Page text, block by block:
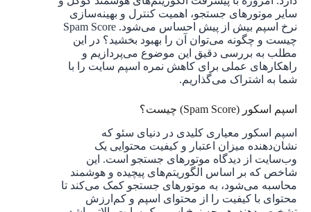
سایر موتورهای جستجو، اهمیت کنترل و بهینه‌سازی
نرخ اسپم بیش از پیش احساس می‌شود. Spam Score
چیست و چگونه می‌توان آن را بهبود بخشید؟ در این
مطلب به بررسی دقیق این موضوع می‌پردازیم و
راهکارهای عملی برای کاهش نمره اسپم سایت را با
شما به اشتراک می‌گذاریم.
اسپم اسکور (Spam Score) چیست؟
اسپم اسکور معیاری کلیدی در دنیای سئو که
نشان‌دهنده میزان اعتبار و کیفیت محتوایی یک
وب‌سایت از دیدگاه موتورهای جستجو است. این
شاخص که بر اساس الگوریتم‌های پیچیده و هوشمند
محاسبه می‌شود، به موتورهای جستجو کمک می‌کند تا
محتوای با کیفیت را از محتوای اسپم و کم‌ارزش